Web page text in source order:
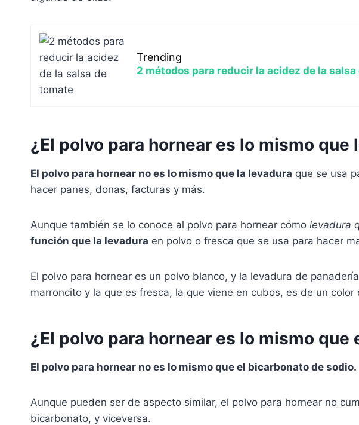
Trending
2 métodos para reducir la acidez de la
¿El polvo para hornear es lo mismo que
El polvo para hornear no es lo mismo que la levadura que se usa
hacer panes, donas, facturas y más.
Aunque también se lo conoce al polvo para hornear cómo levadura
función que la levadura en polvo o fresca que se usa para hacer
El polvo para hornear es un polvo blanco, y la levadura de
marroncito y la que es fresca, la que viene en cubos, es de un color
¿El polvo para hornear es lo mismo que
El polvo para hornear no es lo mismo que el bicarbonato de sodio.
Aunque pueden ser de aspecto similar, el polvo para hornear no
bicarbonato, y viceversa.